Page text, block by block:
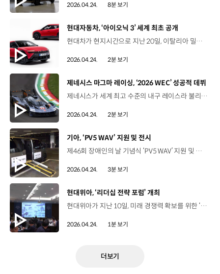
2026.04.24. 8분 보기
[동영상]
현대자동차, ‘아이오닉 3’ 세계 최초 공개
현대차가 현지시간으로 지난 20일, 이탈리아 밀라노에서 열린 세계적인 디자인 행사 ‘2026 밀라노 디자인 위크’에서 ‘아이오닉 3’를 세계 최초로 공개했습니다. ‘아이오닉 3’는 공기역학 효율과 실내 공간성을 극대화한 ‘에어로 해치(Aero Hatch)’ 디자인의 유럽 시장 전용 모델인데요. 외관은 현대차의 디자인 철학인 ‘아트 오브 스틸’을 바탕으로 군더더기 없는 면처리를 구현했고 실내는 가구를 배치하듯 구성하는 ‘퍼니시드 스페이스(Furnished Space)’ 방식을 적용하고 441리터의 ‘메가박스(Megabox)’가 추가된 트렁크 적재 공간, 차세대 인포테인먼트 시스템 ‘플레오스 커넥트(Pleos Connect)’ 등을 통해 거주성과 편의성을 높였습니다. 아이오닉 3는 현대차그룹의 전용 전기차 플랫폼 ‘E-GMP’를 기반으로 유럽 주행환경에 최적화된 성능을 구현했는데요. 61kWh 배터리를 탑재해 유럽 WLTP 기준으로 1회 충전 시 최대 496km의 주행거리를 제공할 것으로 기대됩니다. 현대차는 아이오닉 3를 통해 일상 속에서 진보된 전동화 경험을 제공하는 한편, 유럽 시장의 전동화 전환을 가속화할 예정입니다.
2026.04.24. 2분 보기
[동영상]
제네시스 마그마 레이싱, ‘2026 WEC’ 성공적 데뷔
제네시스가 세계 최고 수준의 내구 레이스라 불리는 2026 WEC 개막전, ‘이몰라 6시간’에서 성공적인 데뷔전을 치렀습니다. 현지시간으로 지난 17일부터 19일까지 이탈리아 에밀리아로마냐주 이몰라에서 열린 ‘이몰라 6시간’은 세 명의 드라이버가 동일한 차량으로 4.909km 길이의 이몰라 서킷을 쉬지 않고 반복 주행해 6시간 동안 가장 많이 돈 팀이 우승을 차지하는 방식인데요. 제네시스 소속 ‘제네시스 마그마 레이싱’은 최상위 등급인 하이퍼카 클래스에 출전해 이몰라 서킷의 높은 트랙 난이도와 치열한 경쟁에도 안정적인 레이스 운영을 펼치며 GMR-001 하이퍼카 #17과 #19 차량 모두 레이스 완주 목표를 달성했습니다. ‘제네시스 마그마 레이싱’은 WEC 데뷔전이라는 점을 감안해 안정적인 경기 운영과 완주에 목표를 두고 레이스를 진행했는데요. 이번 데뷔전을 통해 차량 완성도와 레이스 운영 능력 향상을 위한 실질적 경험과 데이터를 축적했습니다. 제네시스 마그마 레이싱은 다음 달 벨기에에서 개최되는 시즌 두 번째 레이스 ‘스파-프랑코샹 6시간’에 출전하는 등 WEC 일정을 이어 나갈 계획입니다.
2026.04.24. 2분 보기
[동영상]
기아, ‘PV5 WAV’ 지원 및 전시
제46회 장애인의 날 기념식 ‘PV5 WAV’ 지원 및 전시서울 광진구 워커힐 호텔2026년 4월 20일(월) 장애에 대한 인식 개선을 위해 매년 열리는 ‘장애인의 날 기념식’ 300여 명 참석한 가운데, 유공자 포상, 올해의 장애인상 시상 등 진행 교통약자의 이동권 확대에 앞장서 온 기아 한국장애인개발원 협업 기반 ‘장애인의 날 기념식’ 의전차량 지원 최양석 상무 / 기아 Fleet사업실장이번 PV5 WAV 이동 셔틀 지원이 교통약자분들의 하루에 작은 변화가 되었기를 바라며, 앞으로도 기아는 모두가 함께 이용할 수 있는 모빌리티 환경을 구축하기 위해 지속적인 노력을 이어가겠습니다. 휠체어 승객에 특화된 ‘PV5 WAV’ ‘올해의 장애인상’ 수상자 이동 지하철역 ↔ 행사장 구간 이동 셔틀로 활용 국내 전기차 최초 측면 출입 방식 ‘수동식 인플로어 2단 슬로프’ 적용 휠체어 고정장치·3점식 안전벨트 교통약자의 탑승 편의성과 안전성 강화 김남영 / 장애인 인권헌장 낭독자원래 제가 차를 탈 때는 항상 누군가의 도움만 받고 수동적인 형태가 됐었는데 PV5는 주체성을 가지고 탈 수 있을 것 같아서 향후에는 다른 장애인과 여행도 가는 그림을 그려보고 싶습니다. 이경희 / 올해의 장애인상 대통령표창장애인 콜택시를 이용했을 때는 흔들림이 굉장히 많은데 PV5를 탔을 때는 ‘이게 달리고 있나’ 싶을 정도로 되게 조용하고 승차감이 좋았습니다. 옆에서 탈 때는 뒤에 차가 와도 위험한 것이 없다는 게 장점입니다. 자유로운 이동의 기쁨을 선물한 ‘PV5 WAV’ 이혜림 과장 / 한국장애인개발원 대외협력부PV5 WAV 차량을 통해 휠체어 이용자분들의 이동 편의가 한층 개선되는 모습을 현장에서 직접 확인할 수 있었는데요. 앞으로도 이러한 협력이 더 확대되어서 일상 속 이동권이 자연스럽게 보장되기를 기대합니다. "모두의 이동권 실현을 위한 기아의 동행은 계속됩니다"
2026.04.24. 3분 보기
[동영상]
현대위아, ‘리더십 전략 포럼’ 개최
현대위아가 지난 10일, 미래 경쟁력 확보를 위한 ‘리더십 전략 포럼’을 열고 성장 방안을 모색했습니다. 이번 포럼은 임원진을 포함한 총 46명의 리더들이 참석한 가운데 다양한 주제에 대한 심층 토의가 이뤄졌는데요. 사업전략 세션에서는 현대위아 사업군별 안건을 상정해 발표하고 일하는 방식 세션에서는 ‘AI 전환기에 리더의 역할과 조직의 선택’을 주제로 의견을 공유했습니다. 이어 AI 인사이트 세션에서는 ‘AI 기반 자율 운영 체계’ 확립에 대한 토의를 진행하면서 등대공장 추진에 대한 공감대를 형성했습니다. 현대위아는 이번 포럼을 바탕으로 경영층의 결속을 다지고 AI 기반 미래 경쟁력 확보에 속도를 낼 계획입니다.
2026.04.24. 1분 보기
더보기